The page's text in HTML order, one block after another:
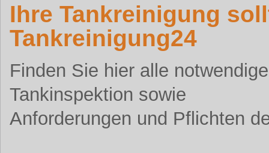
Ihre Tankreinigung
Tankreinigung24
Finden Sie hier alle
Tankinspektion sowie
Anforderungen und Pflichten